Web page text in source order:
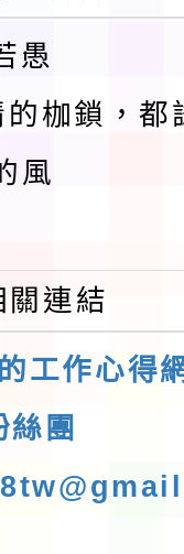
愚
枷鎖，都
風
關連結
工作心得
團